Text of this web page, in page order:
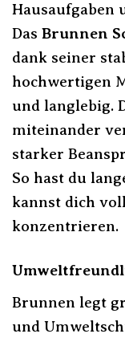
Hausaufgaben
Das Brunnen
dank seiner
hochwertigen
und langlebig.
miteinander
starker
So hast du
kannst dich
konzentrieren.
Brunnen legt
und